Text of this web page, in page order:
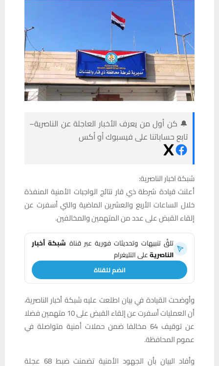
🔔 كن أول من يعرف الأخبار العاجلة عن الناصرية–
تابع حساباتنا على فيسبوك أو أكس
شبكة اخبار الناصرية:
أعلنت قيادة شرطة ذي قار نتائج الواجبات الأمنية المنفذة
خلال الساعات الأربع والعشرين الماضية والتي أسفرت عن
إلقاء القبض على عدد من المتهمين والمخالفين.
تلقَّ تنبيهات وتحديثات فورية عبر قناة شبكة أخبار
الناصريةعلى التليغرام
انضم للقناة
وأوضحت القيادة في بيان اطلعت عليه شبكة أخبار الناصرية،
أن العمليات أسفرت عن إلقاء القبض على 10 متهمين فضلا
عن توقيف 64 مخالفا ضمن حملات أمنية متواصلة في
عموم المحافظة.
وأفاد البيان بأن الجهود الأمنية تضمنت ضبط 68 عجلة